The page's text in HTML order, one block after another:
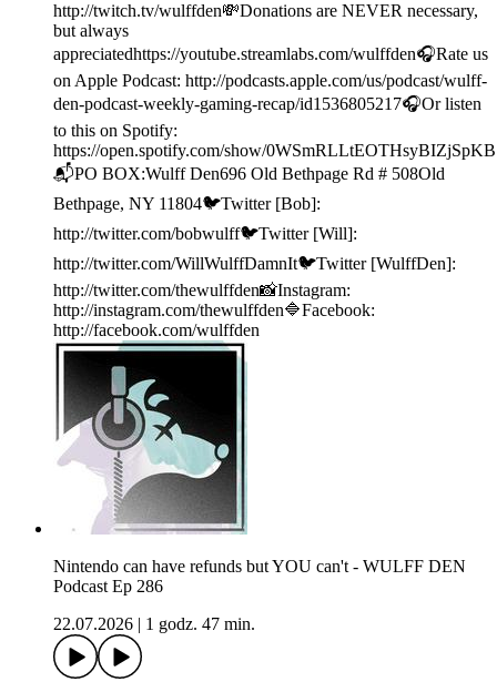
http://twitch.tv/wulffden💸Donations are NEVER necessary,
but always
appreciatedhttps://youtube.streamlabs.com/wulffden🎧Rate us
on Apple Podcast: http://podcasts.apple.com/us/podcast/wulff-
den-podcast-weekly-gaming-recap/id1536805217🎧Or listen
to this on Spotify:
https://open.spotify.com/show/0WSmRLLtEOTHsyBIZjSpKB
📬PO BOX:Wulff Den696 Old Bethpage Rd # 508Old
Bethpage, NY 11804🐦Twitter [Bob]:
http://twitter.com/bobwulff🐦Twitter [Will]:
http://twitter.com/WillWulffDamnIt🐦Twitter [WulffDen]:
http://twitter.com/thewulffden📸Instagram:
http://instagram.com/thewulffden🔷Facebook:
http://facebook.com/wulffden
Nintendo can have refunds but YOU can't - WULFF DEN
Podcast Ep 286
22.07.2026
1 godz. 47 min.